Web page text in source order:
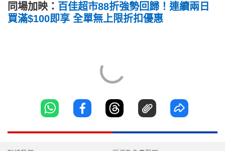
同場加映： 百佳超市88折強勢回歸！連續兩日
買滿$100即享 全單無上限折扣優惠